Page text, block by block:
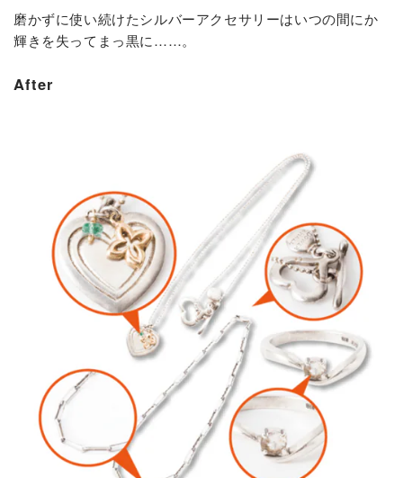
磨かずに使い続けたシルバーアクセサリーはいつの間にか
輝きを失ってまっ黒に……。
After